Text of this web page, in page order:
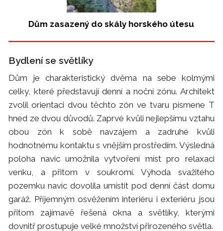
Dům zasazený do skály horského útesu
Bydlení se světlíky
Dům je charakteristický dvěma na sebe kolmými
celky, které představují denní a noční zónu. Architekt
zvolil orientaci dvou těchto zón ve tvaru písmene T
hned ze dvou důvodů. Zaprvé kvůli nejlepšímu vztahu
obou zón k sobě navzájem a zadruhé kvůli
hodnotnému kontaktu s vnějším prostředím. Výsledná
poloha navíc umožnila vytvoření míst pro relaxaci
venku, a přitom v soukromí. Výhoda svažitého
pozemku navíc dovolila umístit pod denní část domu
garáž. Příjemným osvěžením interiéru i exteriéru jsou
přitom zajímavě řešená okna a světlíky, kterými
dovnitř prostupuje velké množství přirozeného světla.